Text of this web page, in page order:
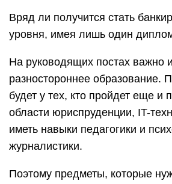
Вряд ли получится стать
уровня, имея лишь один
На руководящих постах важно
разностороннее образование.
будет у тех, кто пройдет еще и
области юриспруденции, IT-
иметь навыки педагогики и
журналистики.
Поэтому предметы, которые